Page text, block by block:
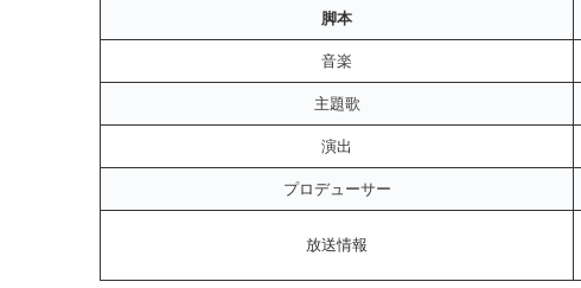
脚本
音楽
主題歌
演出
プロデューサー
放送情報